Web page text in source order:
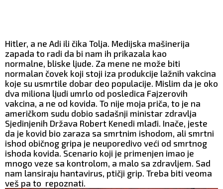
Hitler, a ne Adi ili čika Tolja. Medijska mašinerija
zapada to radi da bi nam ih prikazala kao
normalne, bliske ljude. Za mene ne može biti
normalan čovek koji stoji iza produkcije lažnih vakcina
koje su usmrtile dobar deo populacije. Mislim da je oko
dva miliona ljudi umrlo od posledica Fajzerovih
vakcina, a ne od kovida. To nije moja priča, to je na
američkom sudu dobio sadašnji ministar zdravlja
Sjedinjenih Država Robert Kenedi mlađi. Inače, jeste
da je kovid bio zaraza sa smrtnim ishodom, ali smrtni
ishod običnog gripa je neuporedivo veći od smrtnog
ishoda kovida. Scenario koji je primenjen imao je
mnogo veze sa kontrolom, a malo sa zdravljem. Sad
nam lansiraju hantavirus, ptičji grip. Treba biti veoma
veš pa to repoznati.